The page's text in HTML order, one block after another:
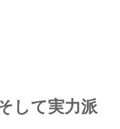
して実力派